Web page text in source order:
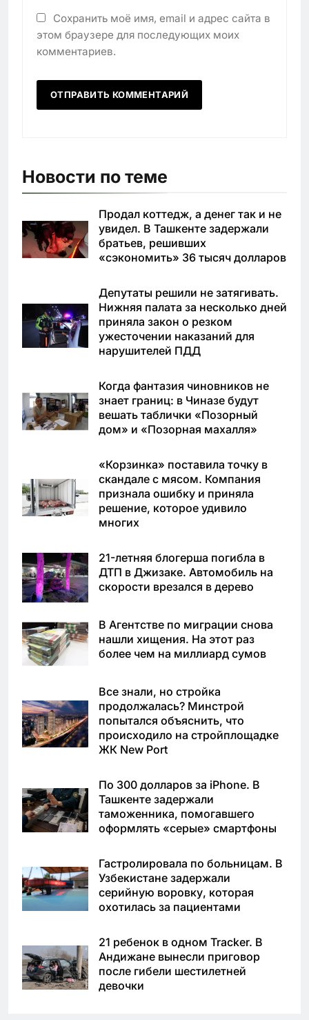
Сохранить моё имя, email и адрес сайта в
этом браузере для последующих моих
комментариев.
Новости по теме
Продал коттедж, а денег так и не
увидел. В Ташкенте задержали
братьев, решивших
«сэкономить» 36 тысяч долларов
Депутаты решили не затягивать.
Нижняя палата за несколько дней
приняла закон о резком
ужесточении наказаний для
нарушителей ПДД
Когда фантазия чиновников не
знает границ: в Чиназе будут
вешать таблички «Позорный
дом» и «Позорная махалля»
«Корзинка» поставила точку в
скандале с мясом. Компания
признала ошибку и приняла
решение, которое удивило
многих
21-летняя блогерша погибла в
ДТП в Джизаке. Автомобиль на
скорости врезался в дерево
В Агентстве по миграции снова
нашли хищения. На этот раз
более чем на миллиард сумов
Все знали, но стройка
продолжалась? Минстрой
попытался объяснить, что
происходило на стройплощадке
ЖК New Port
По 300 долларов за iPhone. В
Ташкенте задержали
таможенника, помогавшего
оформлять «серые» смартфоны
Гастролировала по больницам. В
Узбекистане задержали
серийную воровку, которая
охотилась за пациентами
21 ребенок в одном Tracker. В
Андижане вынесли приговор
после гибели шестилетней
девочки